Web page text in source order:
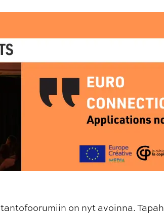
on nyt avoinna.